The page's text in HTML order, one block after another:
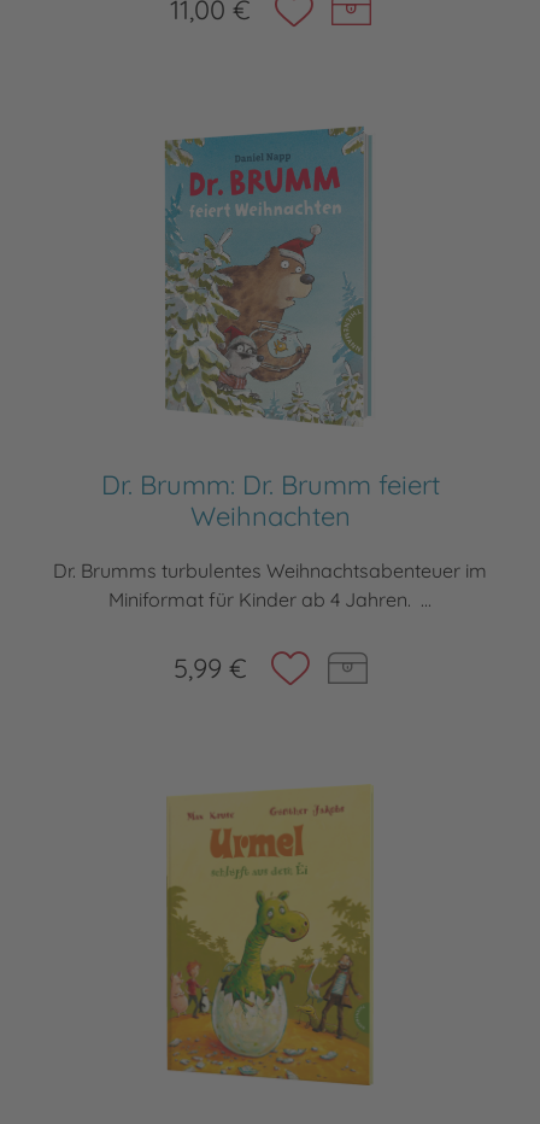
11,00 €
Dr. Brumm: Dr. Brumm feiert
Weihnachten
Dr. Brumms turbulentes Weihnachtsabenteuer im
Miniformat für Kinder ab 4 Jahren. ...
5,99 €